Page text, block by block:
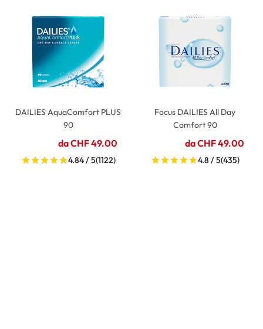
DAILIES AquaComfort PLUS
90
da CHF 49.00
4.84 / 5(1122)
Focus DAILIES All Day
Comfort 90
da CHF 49.00
4.8 / 5(435)